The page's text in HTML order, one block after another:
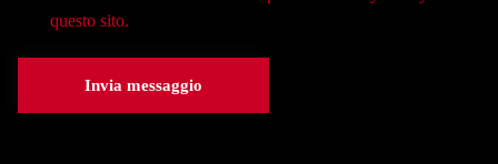
questo sito.
Invia messaggio